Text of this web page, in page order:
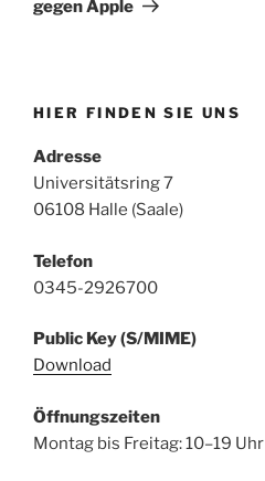
gegen Apple
HIER FINDEN SIE UNS
Adresse
Universitätsring 7
06108 Halle (Saale)
Telefon
0345-2926700
Public Key (S/MIME)
Download
Öffnungszeiten
Montag bis Freitag: 10–19 Uhr